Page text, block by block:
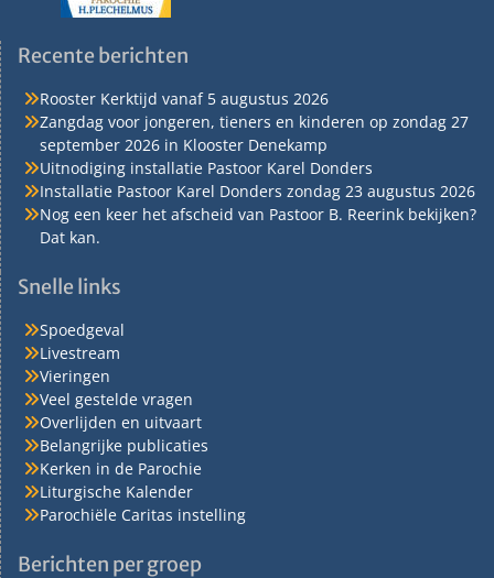
Recente berichten
Rooster Kerktijd vanaf 5 augustus 2026
Zangdag voor jongeren, tieners en kinderen op zondag 27
september 2026 in Klooster Denekamp
Uitnodiging installatie Pastoor Karel Donders
Installatie Pastoor Karel Donders zondag 23 augustus 2026
Nog een keer het afscheid van Pastoor B. Reerink bekijken?
Dat kan.
Snelle links
Spoedgeval
Livestream
Vieringen
Veel gestelde vragen
Overlijden en uitvaart
Belangrijke publicaties
Kerken in de Parochie
Liturgische Kalender
Parochiële Caritas instelling
Berichten per groep